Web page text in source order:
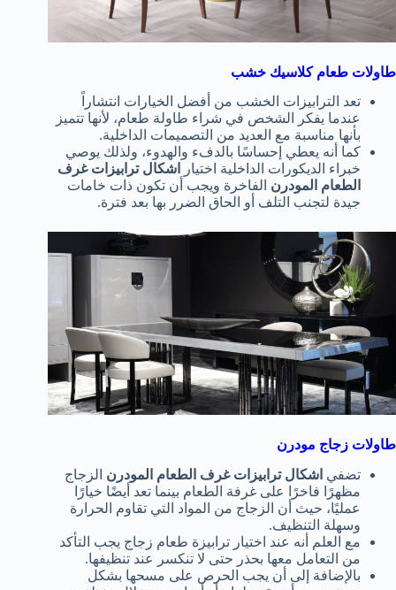
طاولات طعام كلاسيك خشب
تعد الترابيزات الخشب من أفضل الخيارات انتشاراً
عندما يفكر الشخص في شراء طاولة طعام، لأنها تتميز
بأنها مناسبة مع العديد من التصميمات الداخلية.
كما أنه يعطي إحساسًا بالدفء والهدوء، ولذلك يوصي
خبراء الديكورات الداخلية اختيار
اشكال ترابيزات غرف
الطعام المودرن الفاخرة ويجب أن تكون ذات خامات
جيدة لتجنب التلف أو الحاق الضرر بها بعد فترة.
طاولات زجاج مودرن
تضفي اشكال ترابيزات غرف الطعام المودرن الزجاج
مظهرًا فاخرًا على غرفة الطعام بينما تعد أيضًا خيارًا
عمليًا، حيث أن الزجاج من المواد التي تقاوم الحرارة
وسهلة التنظيف.
مع العلم أنه عند اختيار ترابيزة طعام زجاج يجب التأكد
من التعامل معها بحذر حتى لا تنكسر عند تنظيفها.
بالإضافة إلى أن يجب الحرص على مسحها بشكل